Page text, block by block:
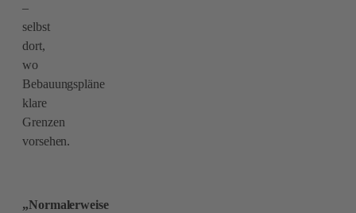
–
selbst
dort,
wo
Bebauungspläne
klare
Grenzen
vorsehen.
„Normalerweise